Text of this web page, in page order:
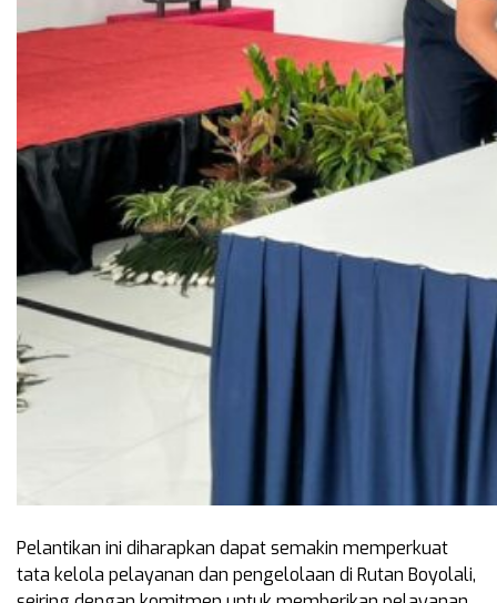
Pelantikan ini diharapkan dapat semakin memperkuat
tata kelola pelayanan dan pengelolaan di Rutan Boyolali,